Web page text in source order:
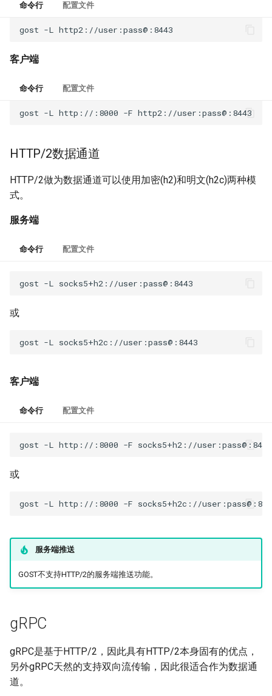
命令行 配置文件
gost -L
客户端
命令行 配置文件
gost -L http://:8000 -F
HTTP/2数据通道
HTTP/2做为数据通道可以使用加密(h2)和明文(h2c)两种模
式。
服务端
命令行 配置文件
gost -L
或
gost -L
客户端
命令行 配置文件
gost -L http://:8000 -F
或
gost -L http://:8000 -F
服务端推送
GOST不支持HTTP/2的服务端推送功能。
gRPC
gRPC是基于HTTP/2，因此具有HTTP/2本身固有的优点，
另外gRPC天然的支持双向流传输，因此很适合作为数据通
道。